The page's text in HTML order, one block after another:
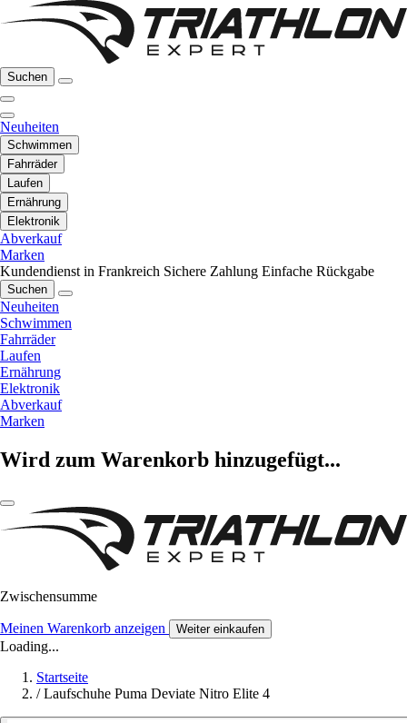
Suchen
Neuheiten
Schwimmen
Fahrräder
Laufen
Ernährung
Elektronik
Abverkauf
Marken
Kundendienst in Frankreich Sichere Zahlung Einfache Rückgabe
Suchen
Neuheiten
Schwimmen
Fahrräder
Laufen
Ernährung
Elektronik
Abverkauf
Marken
Wird zum Warenkorb hinzugefügt...
Zwischensumme
Meinen Warenkorb anzeigen Weiter einkaufen
Loading...
Startseite
/ Laufschuhe Puma Deviate Nitro Elite 4